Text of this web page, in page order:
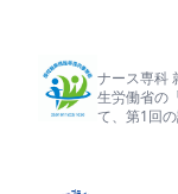
ナース専科
生労働省の
て、第1回